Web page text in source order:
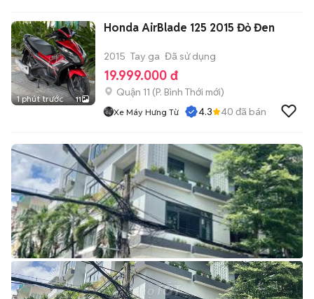
1 phút trước 11
Honda AirBlade 125 2015 Đỏ Đen
2015 Tay ga Đã sử dụng
19.999.000 đ
Quận 11 (P. Bình Thới mới)
Xe Máy Hưng Từ 4.3 40 đã bán